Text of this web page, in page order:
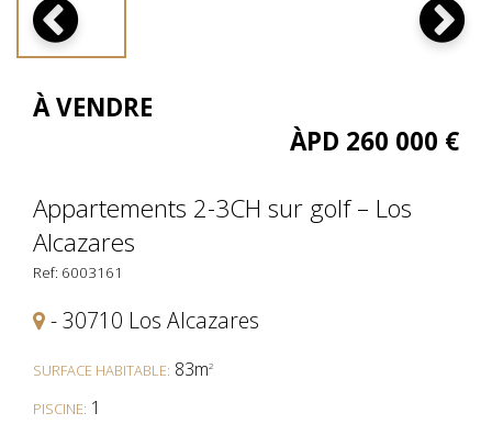
À VENDRE
ÀPD 260 000 €
Appartements 2-3CH sur golf – Los
Alcazares
Ref: 6003161
- 30710 Los Alcazares
SURFACE HABITABLE: 83m2
PISCINE: 1